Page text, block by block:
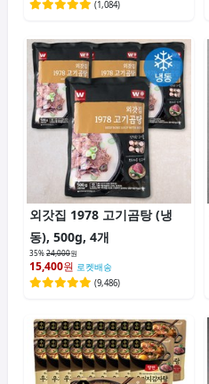
(1,084)
외갓집 1978 고기곰탕 (냉
동), 500g, 4개
35%24,000원
15,400원 로켓배송
(9,486)